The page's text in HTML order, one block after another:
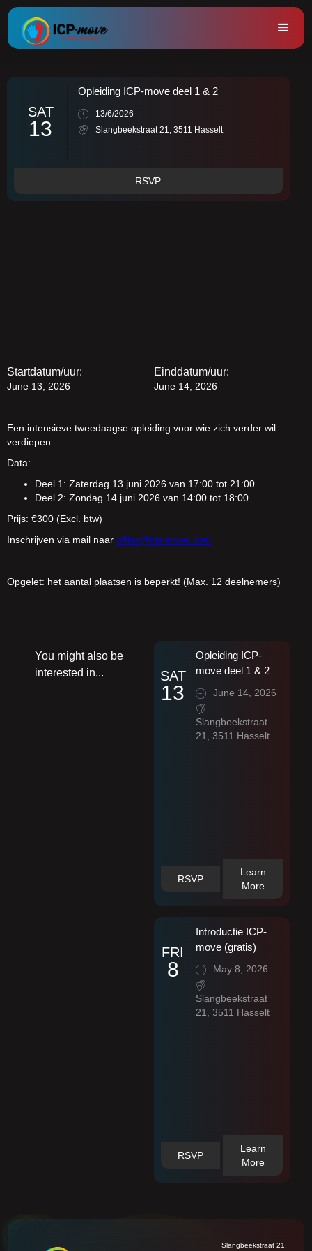
SAT
13
Opleiding ICP-move deel 1 & 2
13/6/2026
Slangbeekstraat 21, 3511 Hasselt
RSVP
Startdatum/uur:
June 13, 2026
Einddatum/uur:
June 14, 2026
Een intensieve tweedaagse opleiding voor wie zich verder wil
verdiepen.
Data:
Deel 1: Zaterdag 13 juni 2026 van 17:00 tot 21:00
Deel 2: Zondag 14 juni 2026 van 14:00 tot 18:00
Prijs: €300 (Excl. btw)
Inschrijven via mail naar office@icp-move.com
Opgelet: het aantal plaatsen is beperkt! (Max. 12 deelnemers)
You might also be
interested in...
SAT
13
Opleiding ICP-
move deel 1 & 2
June 14, 2026
Slangbeekstraat
21, 3511 Hasselt
RSVP
Learn
More
FRI
8
Introductie ICP-
move (gratis)
May 8, 2026
Slangbeekstraat
21, 3511 Hasselt
RSVP
Learn
More
Slangbeekstraat 21,